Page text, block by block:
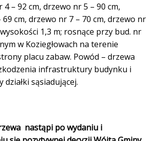
4 – 92 cm, drzewo nr 5 – 90 cm,
cm, drzewo nr 7 – 70 cm, drzewo nr
1,3 m; rosnące przy bud. nr
w Koziegłowach na terenie
placu zabaw. Powód – drzewa
infrastruktury budynku i
sąsiadującej.
nastąpi po wydaniu i